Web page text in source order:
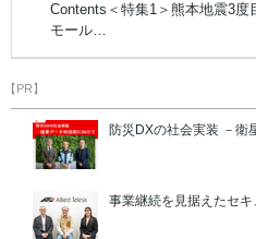
Contents＜特集1＞熊本地震3度
モール…
【PR】
防災DXの社会実装 －衛
事業継続を見据えたセ